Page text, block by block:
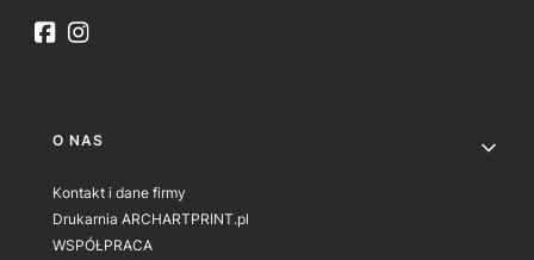
Linki w stopce
O NAS
Kontakt i dane firmy
Drukarnia ARCHARTPRINT.pl
WSPÓŁPRACA